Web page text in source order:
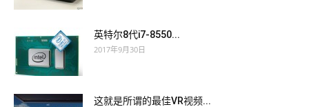
英特尔8代i7-8550...
2017年9月30日
这就是所谓的最佳VR视频...